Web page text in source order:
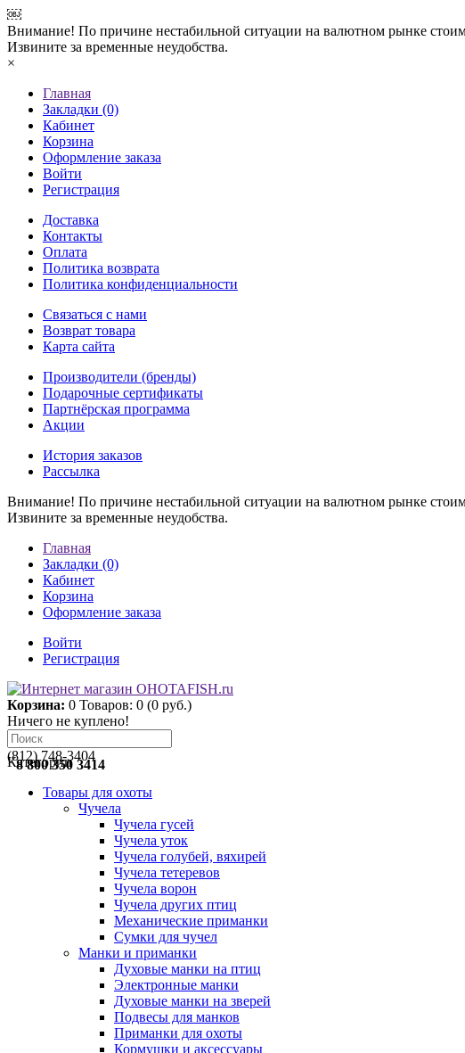
￼
Внимание! По причине нестабильной ситуации на валютном рынке
Извините за временные неудобства.
×
Главная
Закладки (0)
Кабинет
Корзина
Оформление заказа
Войти
Регистрация
Доставка
Контакты
Оплата
Политика возврата
Политика конфиденциальности
Связаться с нами
Возврат товара
Карта сайта
Производители (бренды)
Подарочные сертификаты
Партнёрская программа
Акции
История заказов
Рассылка
Внимание! По причине нестабильной ситуации на валютном рынке
Извините за временные неудобства.
Главная
Закладки (0)
Кабинет
Корзина
Оформление заказа
Войти
Регистрация
Корзина: 0 Товаров: 0 (0 руб.)
Ничего не куплено!
(812) 748-3404
8 800 350 3414
Категории
Товары для охоты
Чучела
Чучела гусей
Чучела уток
Чучела голубей, вяхирей
Чучела тетеревов
Чучела ворон
Чучела других птиц
Механические приманки
Сумки для чучел
Манки и приманки
Духовые манки на птиц
Электронные манки
Духовые манки на зверей
Подвесы для манков
Приманки для охоты
Кормушки и аксессуары